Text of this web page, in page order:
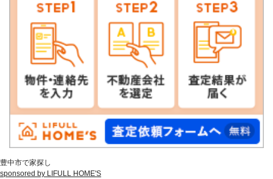
豊中市で家探し
sponsored by LIFULL HOME'S